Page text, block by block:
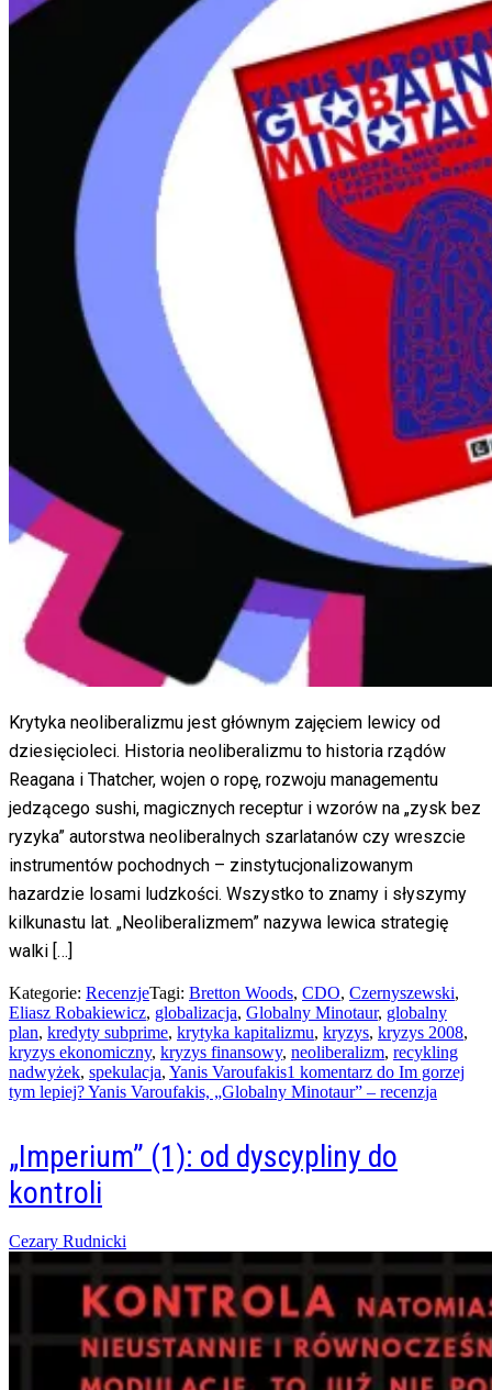
Krytyka neoliberalizmu jest głównym zajęciem lewicy od
dziesięcioleci. Historia neoliberalizmu to historia rządów
Reagana i Thatcher, wojen o ropę, rozwoju managementu
jedzącego sushi, magicznych receptur i wzorów na „zysk bez
ryzyka” autorstwa neoliberalnych szarlatanów czy wreszcie
instrumentów pochodnych – zinstytucjonalizowanym
hazardzie losami ludzkości. Wszystko to znamy i słyszymy
kilkunastu lat. „Neoliberalizmem” nazywa lewica strategię
walki […]
Kategorie: RecenzjeTagi: Bretton Woods, CDO, Czernyszewski,
Eliasz Robakiewicz, globalizacja, Globalny Minotaur, globalny
plan, kredyty subprime, krytyka kapitalizmu, kryzys, kryzys 2008,
kryzys ekonomiczny, kryzys finansowy, neoliberalizm, recykling
nadwyżek, spekulacja, Yanis Varoufakis1 komentarz do Im gorzej
tym lepiej? Yanis Varoufakis, „Globalny Minotaur” – recenzja
„Imperium” (1): od dyscypliny do
kontroli
Posted
26/09/201513/11/2021
Cezary Rudnicki